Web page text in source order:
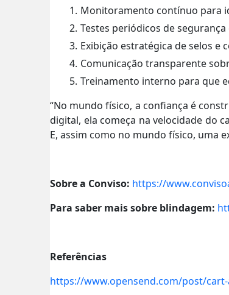
Monitoramento contínuo para
Testes periódicos de
Exibição estratégica de selos e
Comunicação transparente
Treinamento interno para que
“No mundo físico, a confiança é
digital, ela começa na velocidade do
E, assim como no mundo físico, uma
Sobre a Conviso: https://
Para saber mais sobre blindagem:
Referências
https://www.opensend.com/post/